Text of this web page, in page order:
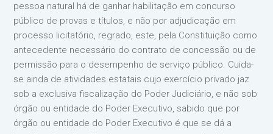
pessoa natural há de ganhar habilitação em concurso
público de provas e títulos, e não por adjudicação em
processo licitatório, regrado, este, pela Constituição como
antecedente necessário do contrato de concessão ou de
permissão para o desempenho de serviço público. Cuida-
se ainda de atividades estatais cujo exercício privado jaz
sob a exclusiva fiscalização do Poder Judiciário, e não sob
órgão ou entidade do Poder Executivo, sabido que por
órgão ou entidade do Poder Executivo é que se dá a